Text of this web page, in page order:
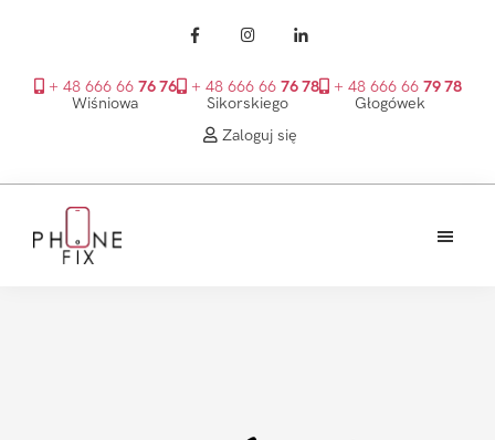
+ 48 666 66 76 76
Wiśniowa
+ 48 666 66 76 78
Sikorskiego
+ 48 666 66 79 78
Głogówek
Zaloguj się
głównego